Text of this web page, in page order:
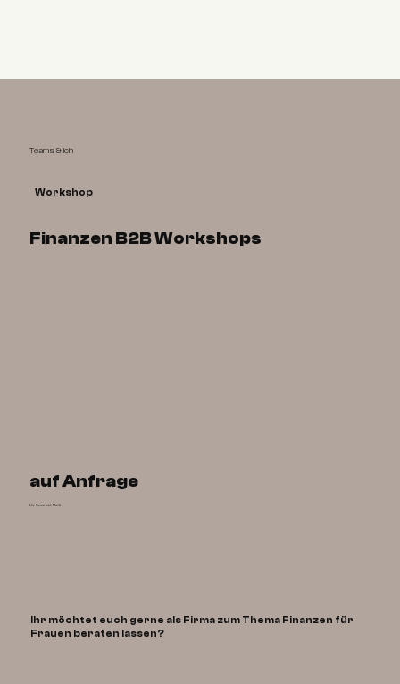
Teams & ich
Workshop
Finanzen B2B Workshops
Ihr möchtet euch gerne als Firma zum Thema Finanzen für
Frauen beraten lassen?
Alle Preise inkl. MwSt
auf Anfrage